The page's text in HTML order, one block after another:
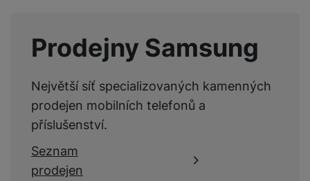
Prodejny Samsung
Největší síť specializovaných kamenných
prodejen mobilních telefonů a
příslušenství.
Seznam
prodejen